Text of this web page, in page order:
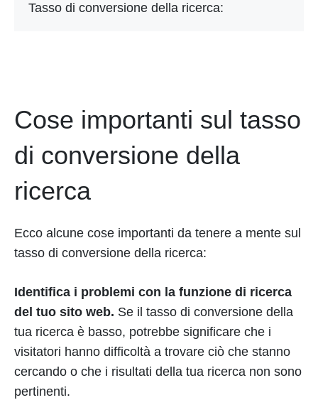
Tasso di conversione della ricerca:
Cose importanti sul tasso
di conversione della
ricerca
Ecco alcune cose importanti da tenere a mente sul
tasso di conversione della ricerca:
Identifica i problemi con la funzione di ricerca
del tuo sito web. Se il tasso di conversione della
tua ricerca è basso, potrebbe significare che i
visitatori hanno difficoltà a trovare ciò che stanno
cercando o che i risultati della tua ricerca non sono
pertinenti.